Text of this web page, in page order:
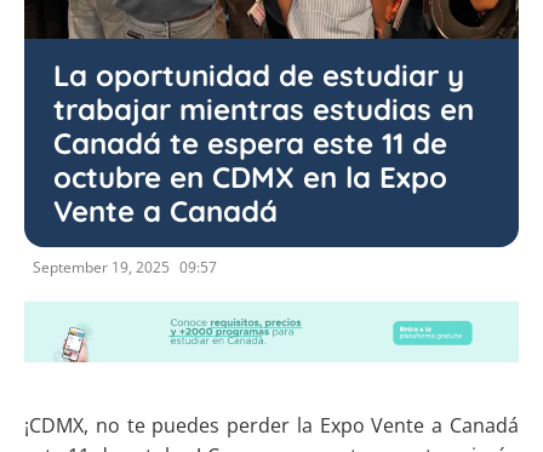
La oportunidad de estudiar y
trabajar mientras estudias en
Canadá te espera este 11 de
octubre en CDMX en la Expo
Vente a Canadá
September 19, 2025 09:57
¡CDMX, no te puedes perder la Expo Vente a Canadá